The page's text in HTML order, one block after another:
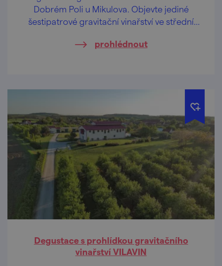
Dobrém Poli u Mikulova. Objevte jediné
šestipatrové gravitační vinařství ve střední
prohlédnout
Degustace s prohlídkou gravitačního
vinařství VILAVIN